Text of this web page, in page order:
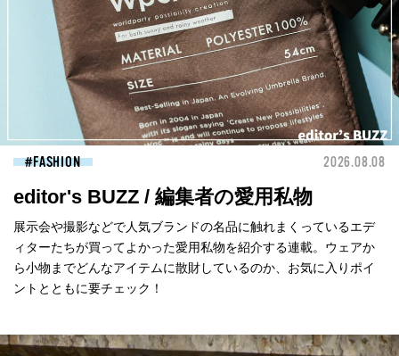
FASHION 2026.08.08
editor's BUZZ / 編集者の愛用私物
展示会や撮影などで人気ブランドの名品に触れまくっているエデ
ィターたちが買ってよかった愛用私物を紹介する連載。ウェアか
ら小物までどんなアイテムに散財しているのか、お気に入りポイ
ントとともに要チェック！